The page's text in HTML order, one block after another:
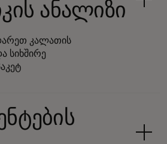
ანალიზი
კალათის
სიხშირე